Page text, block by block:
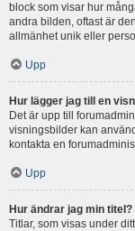
block som visar hur
andra bilden, oftast är
allmänhet unik eller
Upp
Hur lägger jag till en
Det är upp till
visningsbilder kan
kontakta en
Upp
Hur ändrar jag min titel?
Titlar, som visas under